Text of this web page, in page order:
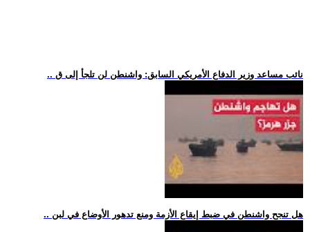
.. نائب مساعد وزير الدفاع الأمريكي السابق: واشنطن لن تلجأ إلى ق
.. هل تنجح واشنطن في ضبط إيقاع الأزمة ومنع تدهور الأوضاع في لبن